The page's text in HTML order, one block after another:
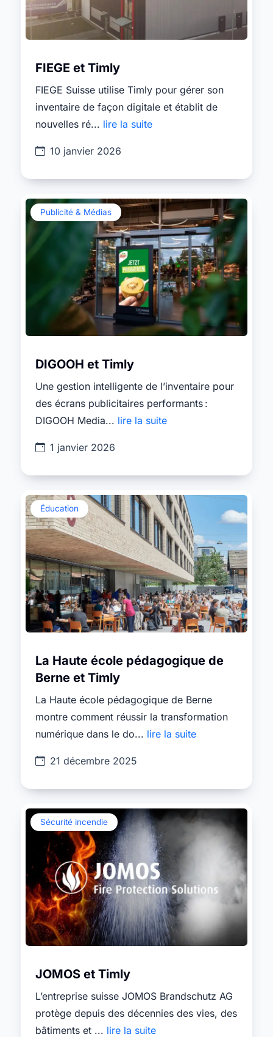
FIEGE et Timly
FIEGE Suisse utilise Timly pour gérer son
inventaire de façon digitale et établit de
nouvelles ré... lire la suite
10 janvier 2026
Publicité & Médias
DIGOOH et Timly
Une gestion intelligente de l’inventaire pour
des écrans publicitaires performants :
DIGOOH Media... lire la suite
1 janvier 2026
Éducation
La Haute école pédagogique de
Berne et Timly
La Haute école pédagogique de Berne
montre comment réussir la transformation
numérique dans le do... lire la suite
21 décembre 2025
Sécurité incendie
JOMOS et Timly
L’entreprise suisse JOMOS Brandschutz AG
protège depuis des décennies des vies, des
bâtiments et ... lire la suite